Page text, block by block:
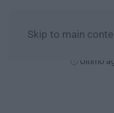
Skip to main
Ultimo